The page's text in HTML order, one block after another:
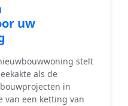
uw
stelt
als de
in
van een ketting van